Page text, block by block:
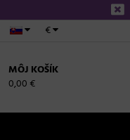
€
MÔJ KOŠÍK
0,00 €